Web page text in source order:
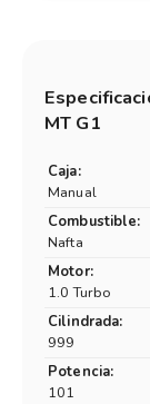
MT G1
Caja:
Manual
Combustible:
Nafta
Motor:
1.0 Turbo
Cilindrada:
999
Potencia:
101